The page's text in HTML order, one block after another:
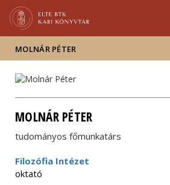
sajtóban
MOLNÁR PÉTER
MOLNÁR PÉTER
tudományos főmunkatárs
Filozófia Intézet
oktató